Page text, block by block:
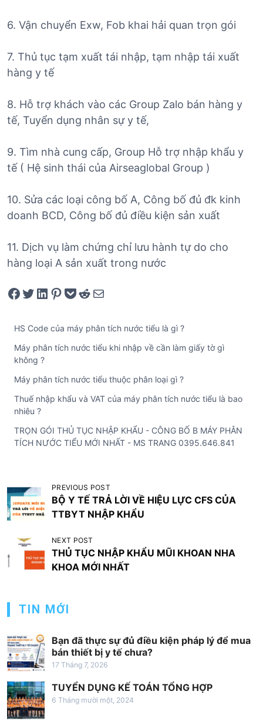
6. Vận chuyển Exw, Fob khai hải quan trọn gói
7. Thủ tục tạm xuất tái nhập, tạm nhập tái xuất
hàng y tế
8. Hỗ trợ khách vào các Group Zalo bán hàng y
tế, Tuyển dụng nhân sự y tế,
9. Tìm nhà cung cấp, Group Hỗ trợ nhập khẩu y
tế ( Hệ sinh thái của Airseaglobal Group )
10. Sửa các loại công bố A, Công bố đủ đk kinh
doanh BCD, Công bố đủ điều kiện sản xuất
11. Dịch vụ làm chứng chỉ lưu hành tự do cho
hàng loại A sản xuất trong nước
Share on Facebook Tweet on Twitter Share on LinkedIn Pin on Pinterest Save to pocket Share on Reddit Share via Email
HS Code của máy phân tích nước tiểu là gì ?
Máy phân tích nước tiểu khi nhập về cần làm giấy tờ gì
không ?
Máy phân tích nước tiểu thuộc phân loại gì ?
Thuế nhập khẩu và VAT của máy phân tích nước tiểu là bao
nhiêu ?
TRỌN GÓI THỦ TỤC NHẬP KHẨU - CÔNG BỐ B MÁY PHÂN
TÍCH NƯỚC TIỂU MỚI NHẤT - MS TRANG 0395.646.841
Đ
i
ề
h
n
g
b
à
i
v
i
PREVIOUS POST
BỘ Y TẾ TRẢ LỜI VỀ HIỆU LỰC CFS CỦA
TTBYT NHẬP KHẨU
NEXT POST
THỦ TỤC NHẬP KHẨU MŨI KHOAN NHA
KHOA MỚI NHẤT
TIN MỚI
Bạn đã thực sự đủ điều kiện pháp lý để mua
bán thiết bị y tế chưa?
17 Tháng 7, 2026
TUYỂN DỤNG KẾ TOÁN TỔNG HỢP
6 Tháng mười một, 2024